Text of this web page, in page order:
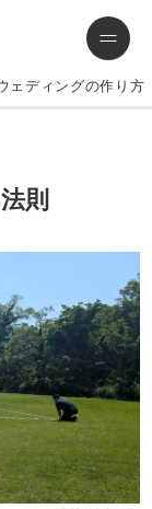
ェディングの作り方
則